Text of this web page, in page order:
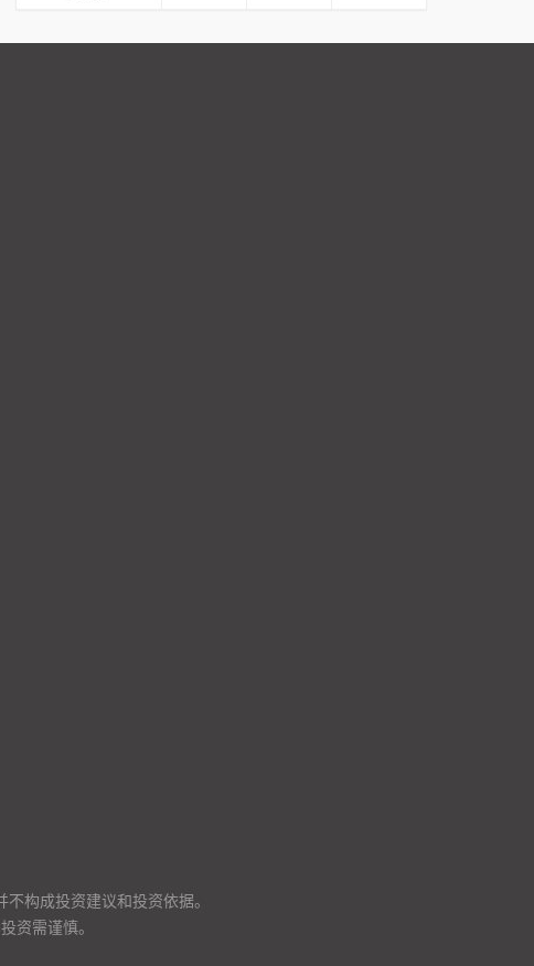
构成投资建议和投资依据。
资需谨慎。